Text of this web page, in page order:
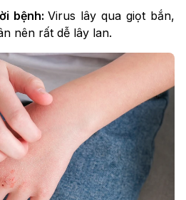
bệnh:Virus lây qua giọt bắn,
nên rất dễ lây lan.